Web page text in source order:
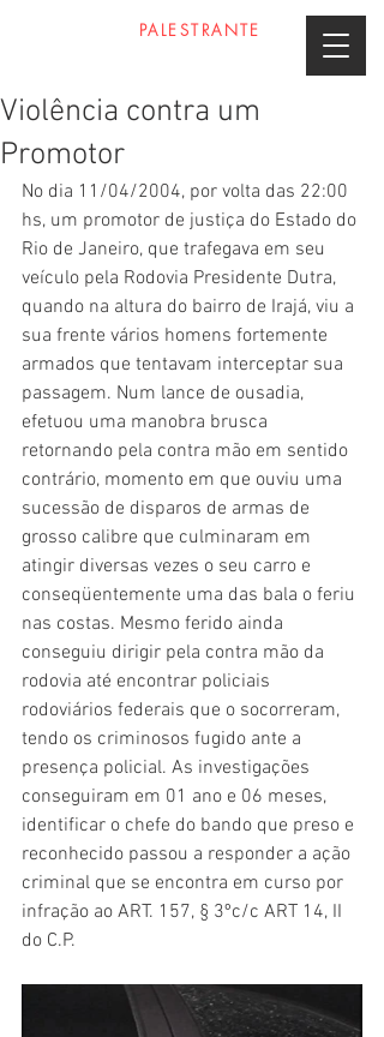
PALESTRANTE
Violência contra um
Promotor
No dia 11/04/2004, por volta das 22:00
hs, um promotor de justiça do Estado do
Rio de Janeiro, que trafegava em seu
veículo pela Rodovia Presidente Dutra,
quando na altura do bairro de Irajá, viu a
sua frente vários homens fortemente
armados que tentavam interceptar sua
passagem. Num lance de ousadia,
efetuou uma manobra brusca
retornando pela contra mão em sentido
contrário, momento em que ouviu uma
sucessão de disparos de armas de
grosso calibre que culminaram em
atingir diversas vezes o seu carro e
conseqüentemente uma das bala o feriu
nas costas. Mesmo ferido ainda
conseguiu dirigir pela contra mão da
rodovia até encontrar policiais
rodoviários federais que o socorreram,
tendo os criminosos fugido ante a
presença policial. As investigações
conseguiram em 01 ano e 06 meses,
identificar o chefe do bando que preso e
reconhecido passou a responder a ação
criminal que se encontra em curso por
infração ao ART. 157, § 3ºc/c ART 14, II
do C.P.